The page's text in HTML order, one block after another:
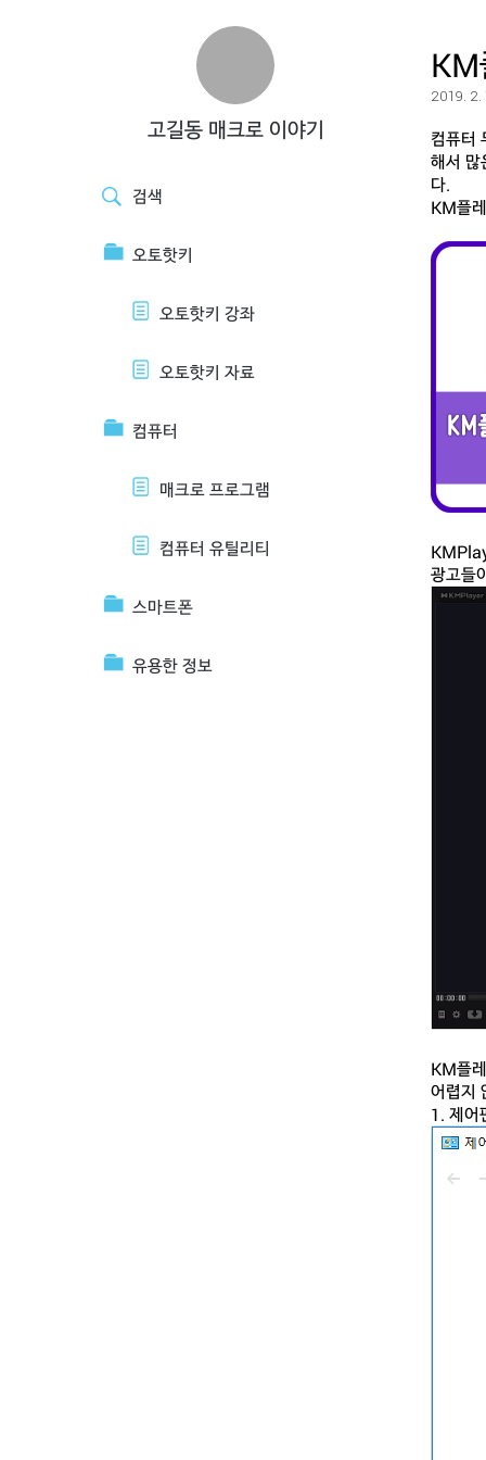
고길동 매크로 이야기
검색
오토핫키
오토핫키 강좌
오토핫키 자료
컴퓨터
매크로 프로그램
컴퓨터 유틸리티
스마트폰
유용한 정보
KM
2019.
컴퓨터
해서 많
다.
KM플
광고들
KM플
어렵지
1. 제어